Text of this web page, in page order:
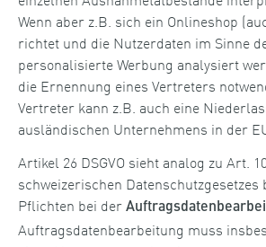
Wenn aber z.B. sich ein Onlineshop
richtet und die Nutzerdaten im Sinne
personalisierte Werbung analysiert
die Ernennung eines Vertreters
Vertreter kann z.B. auch eine
ausländischen Unternehmens in der
Artikel 26 DSGVO sieht analog zu Art.
schweizerischen Datenschutzgesetzes
Pflichten bei der
Auftragsdatenbearbeitung muss